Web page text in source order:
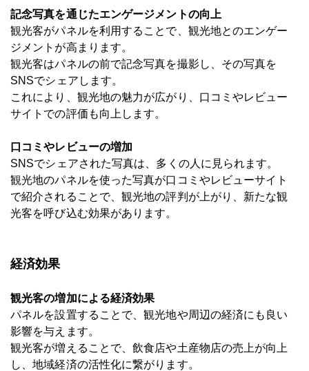
記念写真を通じたエンゲージメントの向上
観光客がパネルを利用することで、観光地とのエンゲー
ジメントが高まります。
観光客はパネルの前で記念写真を撮影し、その写真を
SNSでシェアします。
これにより、観光地の魅力が広がり、口コミやレビュー
サイトでの評価も向上します。
口コミやレビューの増加
SNSでシェアされた写真は、多くの人に見られます。
観光地のパネルを使った写真が口コミやレビューサイト
で紹介されることで、観光地の評判が上がり、新たな観
光客を呼び込む効果があります。
経済効果
観光客の増加による経済効果
パネルを設置することで、観光地や周辺の経済にも良い
影響を与えます。
観光客が増えることで、飲食店や土産物店の売上が向上
し、地域経済の活性化に繋がります。